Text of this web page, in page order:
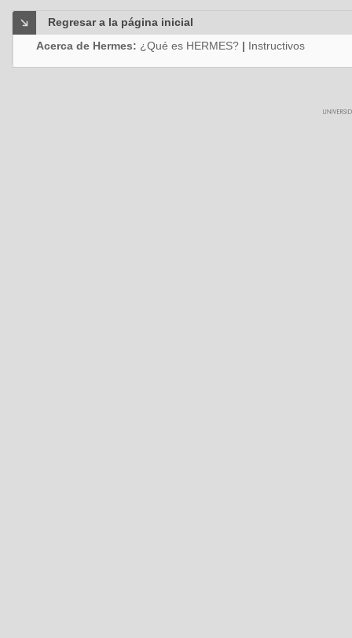
Regresar a la página inicial
Acerca de Hermes: ¿Qué es HERMES? | Instructivos